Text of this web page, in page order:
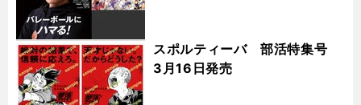
スポルティーバ 部活特集号
3月16日発売